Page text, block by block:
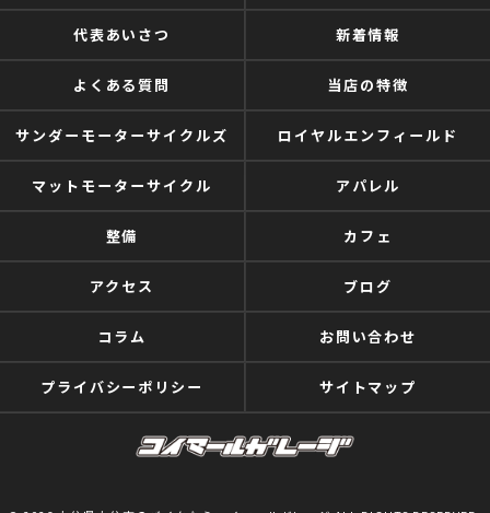
代表あいさつ 新着情報
よくある質問 当店の特徴
サンダーモーターサイクルズ ロイヤルエンフィールド
マットモーターサイクル アパレル
整備 カフェ
アクセス ブログ
コラム お問い合わせ
プライバシーポリシー サイトマップ